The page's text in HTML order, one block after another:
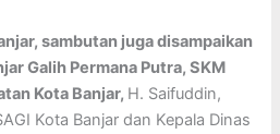
sambutan juga disampaikan
Galih Permana Putra, SKM
Kota Banjar, H. Saifuddin,
Kota Banjar dan Kepala Dinas